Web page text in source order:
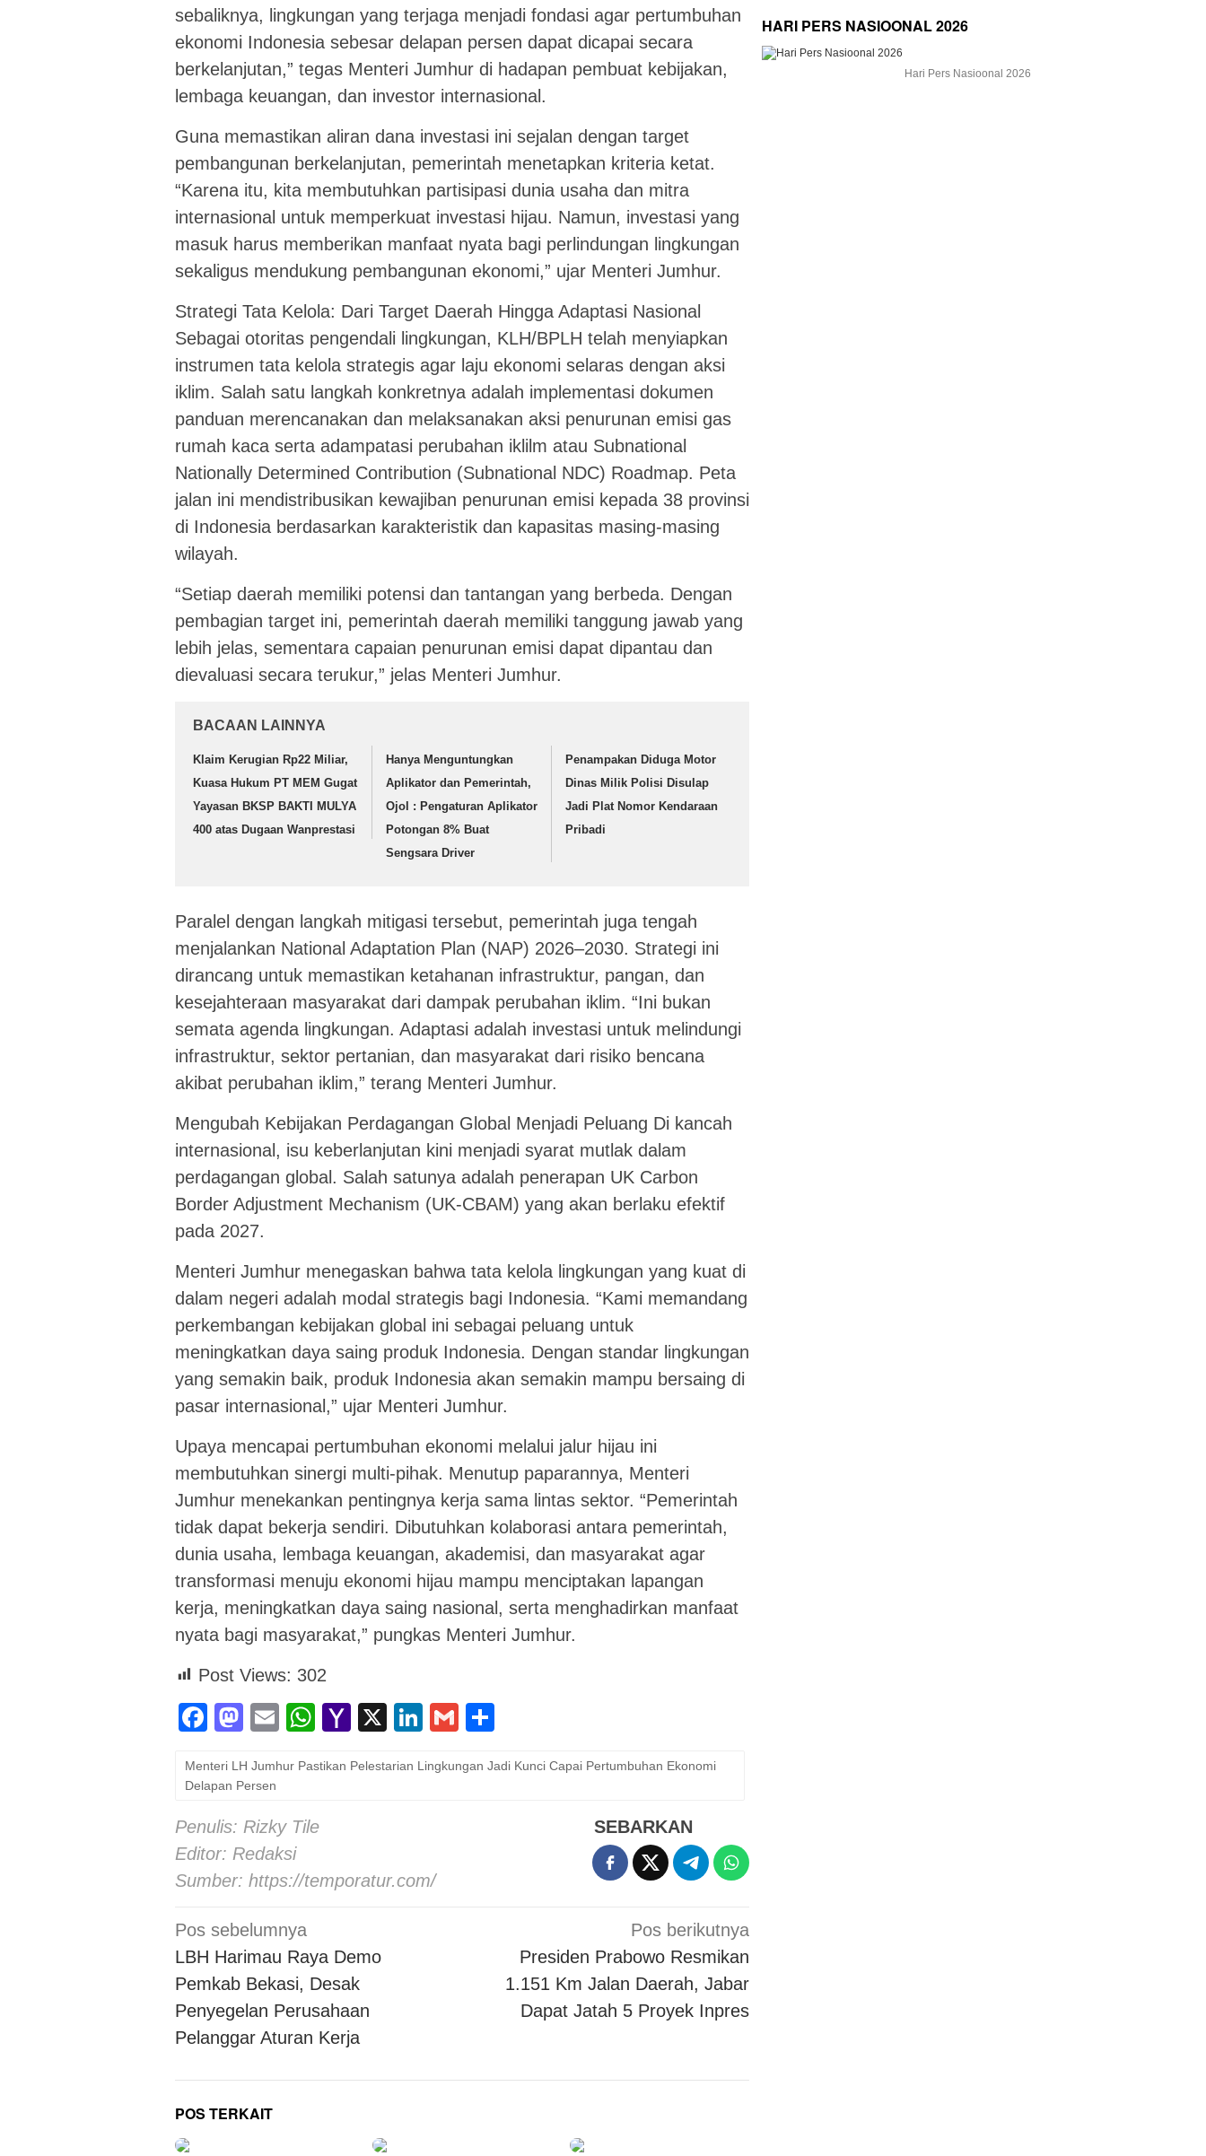
sebaliknya, lingkungan yang terjaga menjadi fondasi agar pertumbuhan
ekonomi Indonesia sebesar delapan persen dapat dicapai secara
berkelanjutan,” tegas Menteri Jumhur di hadapan pembuat kebijakan,
lembaga keuangan, dan investor internasional.
Guna memastikan aliran dana investasi ini sejalan dengan target
pembangunan berkelanjutan, pemerintah menetapkan kriteria ketat.
“Karena itu, kita membutuhkan partisipasi dunia usaha dan mitra
internasional untuk memperkuat investasi hijau. Namun, investasi yang
masuk harus memberikan manfaat nyata bagi perlindungan lingkungan
sekaligus mendukung pembangunan ekonomi,” ujar Menteri Jumhur.
Strategi Tata Kelola: Dari Target Daerah Hingga Adaptasi Nasional
Sebagai otoritas pengendali lingkungan, KLH/BPLH telah menyiapkan
instrumen tata kelola strategis agar laju ekonomi selaras dengan aksi
iklim. Salah satu langkah konkretnya adalah implementasi dokumen
panduan merencanakan dan melaksanakan aksi penurunan emisi gas
rumah kaca serta adampatasi perubahan iklilm atau Subnational
Nationally Determined Contribution (Subnational NDC) Roadmap. Peta
jalan ini mendistribusikan kewajiban penurunan emisi kepada 38 provinsi
di Indonesia berdasarkan karakteristik dan kapasitas masing-masing
wilayah.
“Setiap daerah memiliki potensi dan tantangan yang berbeda. Dengan
pembagian target ini, pemerintah daerah memiliki tanggung jawab yang
lebih jelas, sementara capaian penurunan emisi dapat dipantau dan
dievaluasi secara terukur,” jelas Menteri Jumhur.
BACAAN LAINNYA
Klaim Kerugian Rp22 Miliar,
Kuasa Hukum PT MEM Gugat
Yayasan BKSP BAKTI MULYA
400 atas Dugaan Wanprestasi
Hanya Menguntungkan
Aplikator dan Pemerintah,
Ojol : Pengaturan Aplikator
Potongan 8% Buat
Sengsara Driver
Penampakan Diduga Motor
Dinas Milik Polisi Disulap
Jadi Plat Nomor Kendaraan
Pribadi
Paralel dengan langkah mitigasi tersebut, pemerintah juga tengah
menjalankan National Adaptation Plan (NAP) 2026–2030. Strategi ini
dirancang untuk memastikan ketahanan infrastruktur, pangan, dan
kesejahteraan masyarakat dari dampak perubahan iklim. “Ini bukan
semata agenda lingkungan. Adaptasi adalah investasi untuk melindungi
infrastruktur, sektor pertanian, dan masyarakat dari risiko bencana
akibat perubahan iklim,” terang Menteri Jumhur.
Mengubah Kebijakan Perdagangan Global Menjadi Peluang Di kancah
internasional, isu keberlanjutan kini menjadi syarat mutlak dalam
perdagangan global. Salah satunya adalah penerapan UK Carbon
Border Adjustment Mechanism (UK-CBAM) yang akan berlaku efektif
pada 2027.
Menteri Jumhur menegaskan bahwa tata kelola lingkungan yang kuat di
dalam negeri adalah modal strategis bagi Indonesia. “Kami memandang
perkembangan kebijakan global ini sebagai peluang untuk
meningkatkan daya saing produk Indonesia. Dengan standar lingkungan
yang semakin baik, produk Indonesia akan semakin mampu bersaing di
pasar internasional,” ujar Menteri Jumhur.
Upaya mencapai pertumbuhan ekonomi melalui jalur hijau ini
membutuhkan sinergi multi-pihak. Menutup paparannya, Menteri
Jumhur menekankan pentingnya kerja sama lintas sektor. “Pemerintah
tidak dapat bekerja sendiri. Dibutuhkan kolaborasi antara pemerintah,
dunia usaha, lembaga keuangan, akademisi, dan masyarakat agar
transformasi menuju ekonomi hijau mampu menciptakan lapangan
kerja, meningkatkan daya saing nasional, serta menghadirkan manfaat
nyata bagi masyarakat,” pungkas Menteri Jumhur.
Post Views: 302
Facebook
Mastodon
EmailWhatsApp
Yahoo
X LinkedIn
Gmail
Menteri LH Jumhur Pastikan Pelestarian Lingkungan Jadi Kunci Capai Pertumbuhan Ekonomi
Delapan Persen
Penulis: Rizky Tile
Editor: Redaksi
Sumber: https://temporatur.com/
SEBARKAN
Navigasi
pos
Pos sebelumnya
LBH Harimau Raya Demo
Pemkab Bekasi, Desak
Penyegelan Perusahaan
Pelanggar Aturan Kerja
Pos berikutnya
Presiden Prabowo Resmikan
1.151 Km Jalan Daerah, Jabar
Dapat Jatah 5 Proyek Inpres
POS TERKAIT
HARI PERS NASIOONAL 2026
Hari Pers Nasioonal 2026